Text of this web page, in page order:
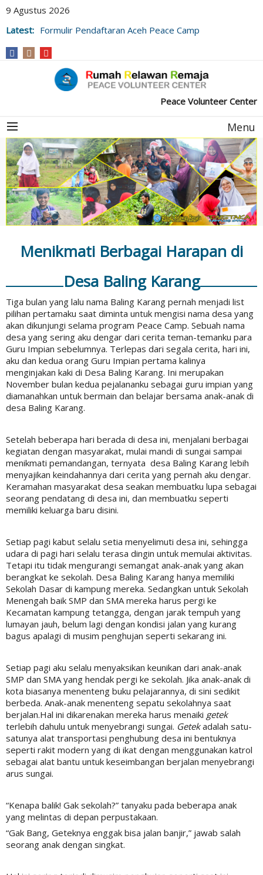
9 Agustus 2026
Latest: Formulir Pendaftaran Aceh Peace Camp
Peace Volunteer Center
Menu
Menikmati Berbagai Harapan di
Desa Baling Karang
Tiga bulan yang lalu nama Baling Karang pernah menjadi list
pilihan pertamaku saat diminta untuk mengisi nama desa yang
akan dikunjungi selama program Peace Camp. Sebuah nama
desa yang sering aku dengar dari cerita teman-temanku para
Guru Impian sebelumnya. Terlepas dari segala cerita, hari ini,
aku dan kedua orang Guru Impian pertama kalinya
menginjakan kaki di Desa Baling Karang. Ini merupakan
November bulan kedua pejalananku sebagai guru impian yang
diamanahkan untuk bermain dan belajar bersama anak-anak di
desa Baling Karang.
Setelah beberapa hari berada di desa ini, menjalani berbagai
kegiatan dengan masyarakat, mulai mandi di sungai sampai
menikmati pemandangan, ternyata desa Baling Karang lebih
menyajikan keindahannya dari cerita yang pernah aku dengar.
Keramahan masyarakat desa seakan membuatku lupa sebagai
seorang pendatang di desa ini, dan membuatku seperti
memiliki keluarga baru disini.
Setiap pagi kabut selalu setia menyelimuti desa ini, sehingga
udara di pagi hari selalu terasa dingin untuk memulai aktivitas.
Tetapi itu tidak mengurangi semangat anak-anak yang akan
berangkat ke sekolah. Desa Baling Karang hanya memiliki
Sekolah Dasar di kampung mereka. Sedangkan untuk Sekolah
Menengah baik SMP dan SMA mereka harus pergi ke
Kecamatan kampung tetangga, dengan jarak tempuh yang
lumayan jauh, belum lagi dengan kondisi jalan yang kurang
bagus apalagi di musim penghujan seperti sekarang ini.
Setiap pagi aku selalu menyaksikan keunikan dari anak-anak
SMP dan SMA yang hendak pergi ke sekolah. Jika anak-anak di
kota biasanya menenteng buku pelajarannya, di sini sedikit
berbeda. Anak-anak menenteng sepatu sekolahnya saat
berjalan.Hal ini dikarenakan mereka harus menaiki getek
terlebih dahulu untuk menyebrangi sungai. Getekadalah satu-
satunya alat transportasi penghubung desa ini bentuknya
seperti rakit modern yang di ikat dengan menggunakan katrol
sebagai alat bantu untuk keseimbangan berjalan menyebrangi
arus sungai.
“Kenapa balik! Gak sekolah?” tanyaku pada beberapa anak
yang melintas di depan perpustakaan.
“Gak Bang, Geteknya enggak bisa jalan banjir,” jawab salah
seorang anak dengan singkat.